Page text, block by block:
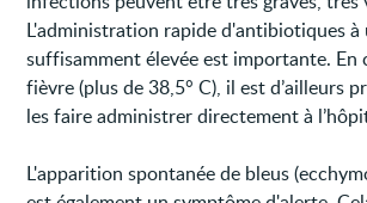
L'administration rapide d'antibiotiques à
suffisamment élevée est importante. En
fièvre (plus de 38,5° C), il est d’ailleurs
les faire administrer directement à
L'apparition spontanée de bleus